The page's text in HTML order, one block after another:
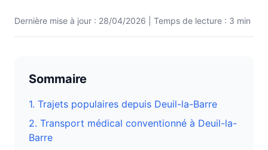
Dernière mise à jour : 28/04/2026 | Temps de lecture : 3 min
Sommaire
1. Trajets populaires depuis Deuil-la-Barre
2. Transport médical conventionné à Deuil-la-
Barre